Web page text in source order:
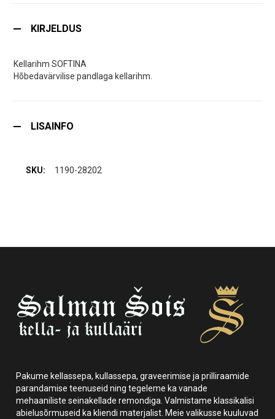
KIRJELDUS
Kellarihm SOFTINA
Hõbedavärvilise pandlaga kellarihm.
LISAINFO
1190-28202
Pakume kellassepa, kullassepa, graveerimise ja prilliraamide
parandamise teenuseid ning tegeleme ka vanade
mehaaniliste seinakellade remondiga. Valmistame klassikalisi
abielusõrmuseid ka kliendi materjalist. Meie valikusse kuuluvad